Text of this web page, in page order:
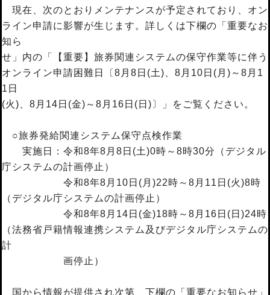
現在、次のとおりメンテナンスが予定されており、オン
ライン申請に影響が生じます。詳しくは下欄の「重要なお
知ら
せ」内の「【重要】旅券関連システムの保守作業等に伴う
オンライン申請困難日〔8月8日(土)、8月10日(月)～8月1
1日
(火)、8月14日(金)～8月16日(日)〕」をご覧ください。
○旅券発給関連システム保守点検作業
実施日：令和8年8月8日(土)0時～8時30分（デジタル
庁システムの計画停止）
令和8年8月10日(月)22時～8月11日(火)8時
（デジタル庁システムの計画停止）
令和8年8月14日(金)18時～8月16日(日)24時
（法務省戸籍情報連携システム及びデジタル庁システムの
計
画停止）
国から情報が提供され次第、下欄の「重要なお知らせ」